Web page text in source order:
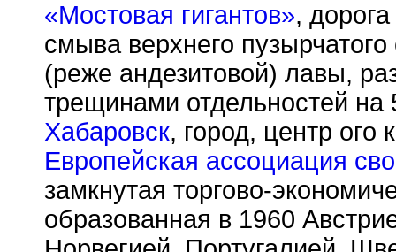
«Мостовая гигантов»,
смыва верхнего
(реже андезитовой) лавы,
трещинами отдельностей
Хабаровск, город, центр
Европейская ассоциация
замкнутая торгово-
образованная в 1960